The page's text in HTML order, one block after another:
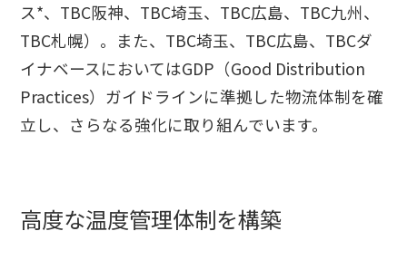
ス*、TBC阪神、TBC埼玉、TBC広島、TBC九州、
TBC札幌）。また、TBC埼玉、TBC広島、TBCダ
イナベースにおいてはGDP（Good Distribution
Practices）ガイドラインに準拠した物流体制を確
立し、さらなる強化に取り組んでいます。
高度な温度管理体制を構築